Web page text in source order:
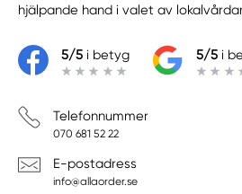
hjälpande hand i valet av
5/5i betyg 5/5i
Telefonnummer
070 681 52 22
E-postadress
info@allaorder.se